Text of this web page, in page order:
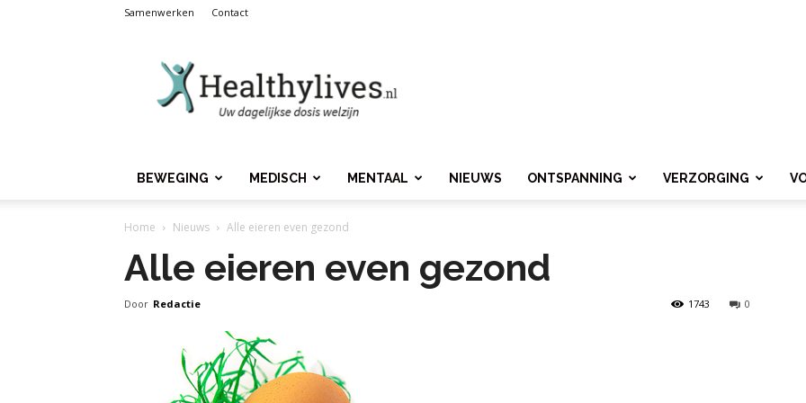
Samenwerken Contact
BEWEGING MEDISCH MENTAAL NIEUWS ONTSPANNING VERZORGING
Home Nieuws Alle eieren even gezond
Alle eieren even gezond
Door Redactie 0
1743